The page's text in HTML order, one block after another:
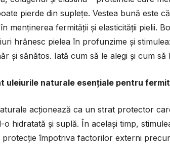
pierde din suplețe. Vestea bună este că
menținerea fermității și elasticității pielii.
hrănesc pielea în profunzime și
și sănătos. Iată cum să le alegi și cum
uleiurile naturale esențiale pentru
acționează ca un strat protector
o hidratată și suplă. În același timp,
protecție împotriva factorilor externi